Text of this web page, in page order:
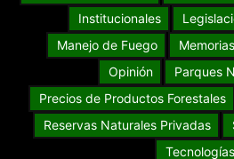
Institucionales
Manejo de Fuego
Opinión
Parques
Precios de Productos Forestales
Reservas Naturales Privadas
Tecnologías